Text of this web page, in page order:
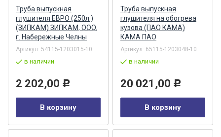
Труба выпускная
глушителя ЕВРО (250л.)
(ЗИПКАМ) ЗИПКАМ, ООО,
г. Набережные Челны
Артикул: 54115-1203015-10
в наличии
2 202,00 Р
В корзину
Труба выпускная
глушителя на обогрева
кузова (ПАО КАМА)
КАМА ПАО
Артикул: 65115-1203048-10
в наличии
20 021,00 Р
В корзину